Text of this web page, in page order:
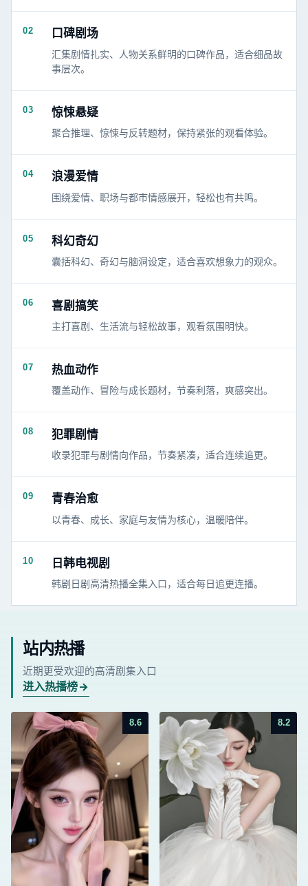
02 口碑剧场
汇集剧情扎实、人物关系鲜明的口碑作品，适合细品故
事层次。
03 惊悚悬疑
聚合推理、惊悚与反转题材，保持紧张的观看体验。
04 浪漫爱情
围绕爱情、职场与都市情感展开，轻松也有共鸣。
05 科幻奇幻
囊括科幻、奇幻与脑洞设定，适合喜欢想象力的观众。
06 喜剧搞笑
主打喜剧、生活流与轻松故事，观看氛围明快。
07 热血动作
覆盖动作、冒险与成长题材，节奏利落，爽感突出。
08 犯罪剧情
收录犯罪与剧情向作品，节奏紧凑，适合连续追更。
09 青春治愈
以青春、成长、家庭与友情为核心，温暖陪伴。
10 日韩电视剧
韩剧日剧高清热播全集入口，适合每日追更连播。
站内热播
近期更受欢迎的高清剧集入口
进入热播榜
8.6 8.2